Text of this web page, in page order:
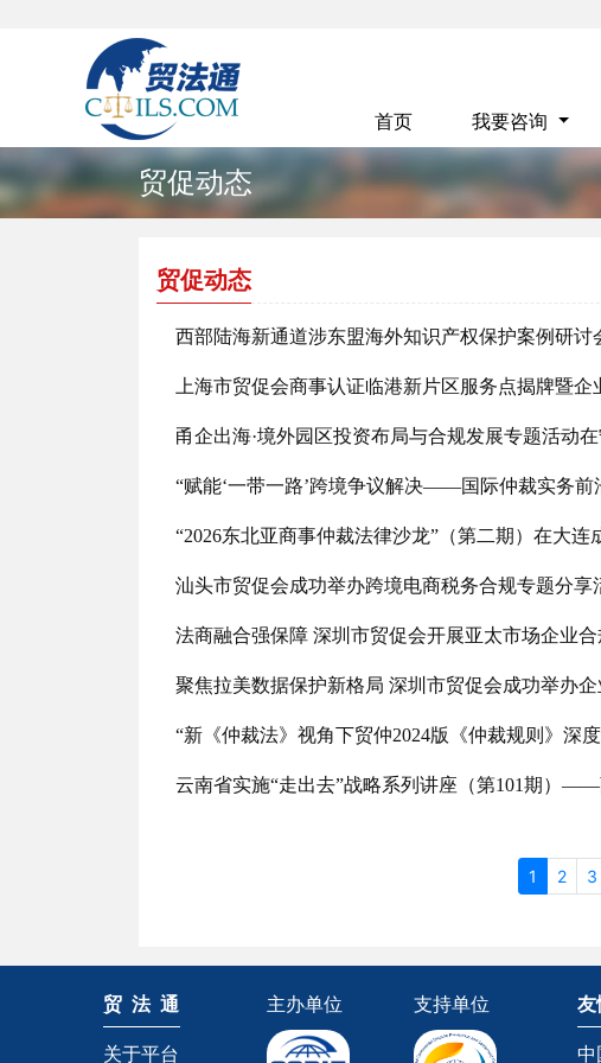
首页 我要咨询
贸促动态
贸促动态
西部陆海新通道涉东盟海外知识产权保护案例研讨
上海市贸促会商事认证临港新片区服务点揭牌暨
甬企出海·境外园区投资布局与合规发展专题活动
“赋能‘一带一路’跨境争议解决——国际仲裁实务前
“2026东北亚商事仲裁法律沙龙”（第二期）在大连
汕头市贸促会成功举办跨境电商税务合规专题分享
法商融合强保障 深圳市贸促会开展亚太市场企业
聚焦拉美数据保护新格局 深圳市贸促会成功举办
“新《仲裁法》视角下贸仲2024版《仲裁规则》深
云南省实施“走出去”战略系列讲座（第101期）
1 2 3
贸 法 通
关于平台
主办单位 支持单位 友
中